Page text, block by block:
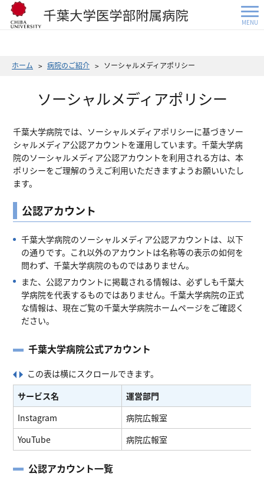
MENU
ホーム 病院のご紹介 ソーシャルメディアポリシー
ソーシャルメディアポリシー
千葉大学病院では、ソーシャルメディアポリシーに基づきソー
シャルメディア公認アカウントを運用しています。千葉大学病
院のソーシャルメディア公認アカウントを利用される方は、本
ポリシーをご理解のうえご利用いただきますようお願いいたし
ます。
公認アカウント
千葉大学病院のソーシャルメディア公認アカウントは、以下
の通りです。これ以外のアカウントは名称等の表示の如何を
問わず、千葉大学病院のものではありません。
また、公認アカウントに掲載される情報は、必ずしも千葉大
学病院を代表するものではありません。千葉大学病院の正式
な情報は、現在ご覧の千葉大学病院ホームページをご確認く
ださい。
千葉大学病院公式アカウント
サービス名
運営部門
Instagram
病院広報室
YouTube
病院広報室
公認アカウント一覧